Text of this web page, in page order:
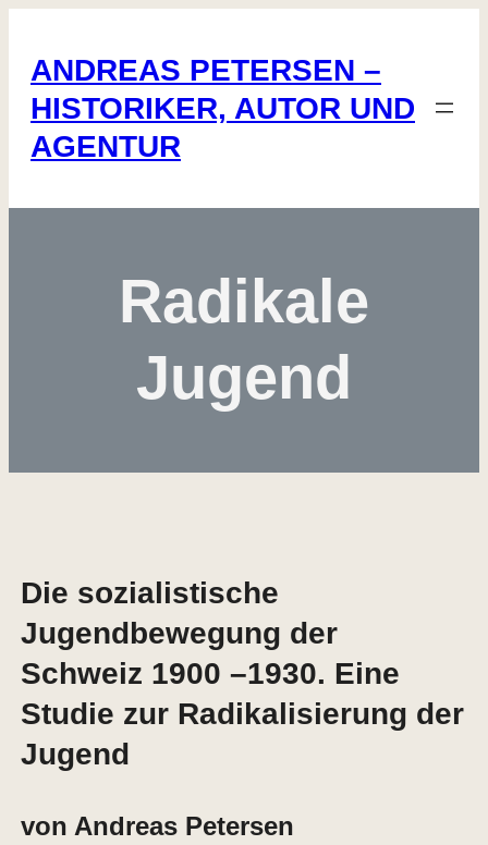
Inhalt
springen
ANDREAS PETERSEN –
HISTORIKER, AUTOR UND
AGENTUR
Radikale
Jugend
Die sozialistische
Jugendbewegung der
Schweiz 1900 –1930. Eine
Studie zur Radikalisierung der
Jugend
von Andreas Petersen